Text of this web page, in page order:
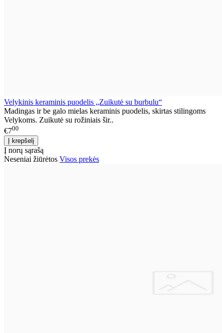
Velykinis keraminis puodelis „Zuikutė su burbulu“
Madingas ir be galo mielas keraminis puodelis, skirtas stilingoms
Velykoms. Zuikutė su rožiniais šir..
€700
Į norų sąrašą
Neseniai žiūrėtos Visos prekės